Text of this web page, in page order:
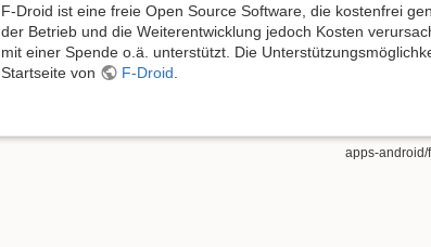
F-Droid ist eine freie Open Source Software, die kostenfrei
der Betrieb und die Weiterentwicklung jedoch Kosten
mit einer Spende o.ä. unterstützt. Die
Startseite von
F-Droid
apps-android/